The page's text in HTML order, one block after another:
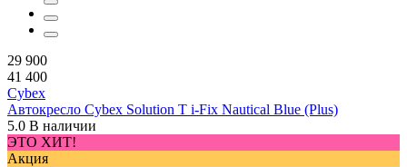
29 900
41 400
Cybex
Автокресло Cybex Solution T i-Fix Nautical Blue (Plus)
5.0 В наличии
ЭТО ХИТ!
Акция